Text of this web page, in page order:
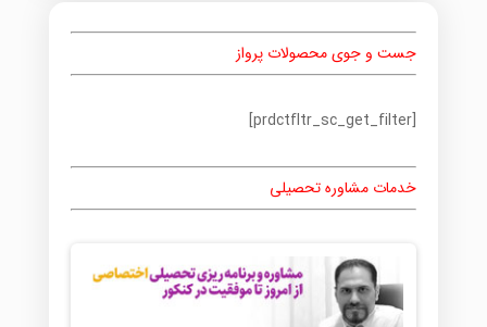
جست و جوی محصولات پرواز
[prdctfltr_sc_get_filter]
خدمات مشاوره تحصیلی